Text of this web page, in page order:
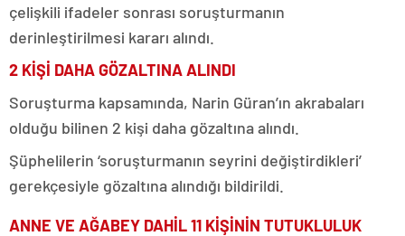
çelişkili ifadeler sonrası soruşturmanın
derinleştirilmesi kararı alındı.
2 KİŞİ DAHA GÖZALTINA ALINDI
Soruşturma kapsamında, Narin Güran’ın akrabaları
olduğu bilinen 2 kişi daha gözaltına alındı.
Şüphelilerin ‘soruşturmanın seyrini değiştirdikleri’
gerekçesiyle gözaltına alındığı bildirildi.
ANNE VE AĞABEY DAHİL 11 KİŞİNİN TUTUKLULUK